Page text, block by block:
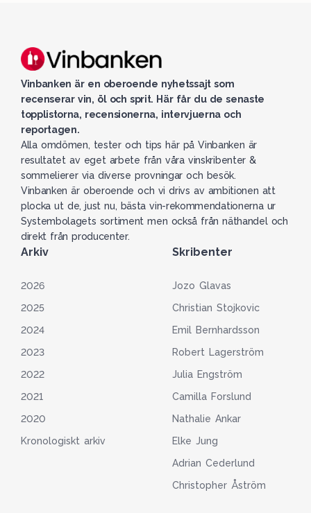
Vinbanken är en oberoende nyhetssajt som
recenserar vin, öl och sprit. Här får du de senaste
topplistorna, recensionerna, intervjuerna och
reportagen.
Alla omdömen, tester och tips här på Vinbanken är
resultatet av eget arbete från våra vinskribenter &
sommelierer via diverse provningar och besök.
Vinbanken är oberoende och vi drivs av ambitionen att
plocka ut de, just nu, bästa vin-rekommendationerna ur
Systembolagets sortiment men också från näthandel och
direkt från producenter.
Arkiv
2026
2025
2024
2023
2022
2021
2020
Kronologiskt arkiv
Skribenter
Jozo Glavas
Christian Stojkovic
Emil Bernhardsson
Robert Lagerström
Julia Engström
Camilla Forslund
Nathalie Ankar
Elke Jung
Adrian Cederlund
Christopher Åström